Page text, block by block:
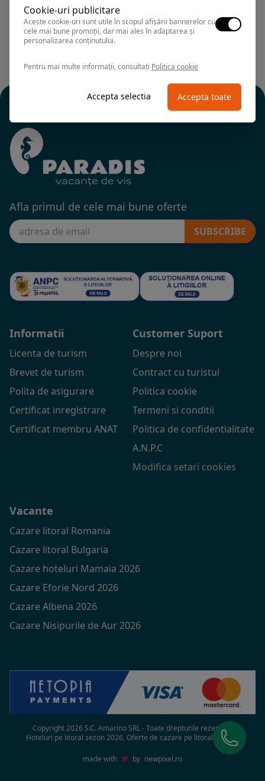
Afla primul de cele mai bune oferte
SUBSCRIBE
Informatii
Licenta de turism
Brevet de turism
Polita de asigurare
Certificat inregistrare
Certificat membru ANAT
Customer Suport
Despre noi
Contract cu turistul
Politica cookie
Termeni si conditii
Politica de confidentialitate
A.N.P.C
Modifica setari cookies
Vacante
Cazare litoral Romania
Cazare litoral Bulgaria
Cazare hoteluri Mamaia 2026
Cazare Eforie Nord 2026
Cazare Albena 2026
Cazare Nisipurile de Aur 2026
Copyright 2026 S.C. Amarino SRL - Toate drepturile rezervate
Hoteluri pe litoral sezon 2026, Oferte de cazare pe litoral in 2026
made with ♥ by newpixel.ro
Cookie-uri publicitare
Aceste cookie-uri sunt utile în scopul afișării bannerelor cu
cele mai bune promoții, dar mai ales în adaptarea și
personalizarea conținutului.
Pentru mai multe informații, consultați Politica cookie
Accepta selectia Accepta toate